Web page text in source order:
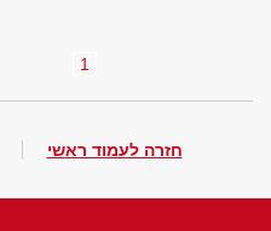
1
חזרה לעמוד ראשי